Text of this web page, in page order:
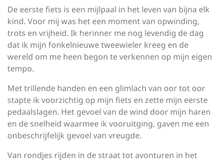
De eerste fiets is een mijlpaal in het leven van bijna elk
kind. Voor mij was het een moment van opwinding,
trots en vrijheid. Ik herinner me nog levendig de dag
dat ik mijn fonkelnieuwe tweewieler kreeg en de
wereld om me heen begon te verkennen op mijn eigen
tempo.
Met trillende handen en een glimlach van oor tot oor
stapte ik voorzichtig op mijn fiets en zette mijn eerste
pedaalslagen. Het gevoel van de wind door mijn haren
en de snelheid waarmee ik vooruitging, gaven me een
onbeschrijfelijk gevoel van vreugde.
Van rondjes rijden in de straat tot avonturen in het